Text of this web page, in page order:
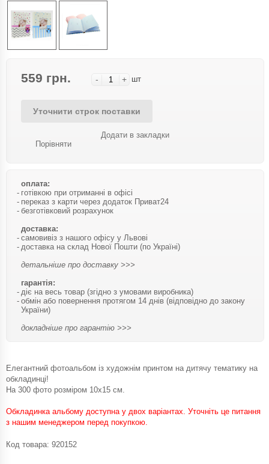
559 грн. - + шт
Уточнити строк поставки
Порівняти
Додати в закладки
оплата:
готівкою при отриманні в офісі
переказ з карти через додаток Приват24
безготівковий розрахунок
доставка:
самовивіз з нашого офісу у Львові
доставка на склад Нової Пошти (по Україні)
детальніше про доставку >>>
гарантія:
діє на весь товар (згідно з умовами виробника)
обмін або повернення протягом 14 днів (відповідно до закону
України)
докладніше про гарантію >>>
Елегантний фотоальбом із художнім принтом на дитячу тематику на
обкладинці!
На 300 фото розміром 10х15 см.
Обкладинка альбому доступна у двох варіантах. Уточніть це питання
з нашим менеджером перед покупкою.
Код товара: 920152